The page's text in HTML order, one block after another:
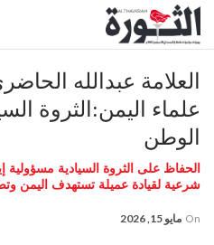
العلامة عبدالله
علماء اليمن:الثروة
الوطن
الحفاظ على الثروة السيادية مسؤولية
شرعية لقيادة عميلة تستهدف اليمن
On مايو 15, 2026